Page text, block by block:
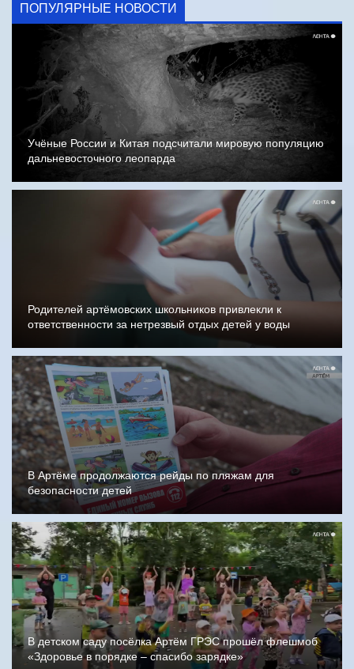
ПОПУЛЯРНЫЕ НОВОСТИ
Учёные России и Китая подсчитали мировую популяцию
дальневосточного леопарда
Родителей артёмовских школьников привлекли к
ответственности за нетрезвый отдых детей у воды
В Артёме продолжаются рейды по пляжам для
безопасности детей
В детском саду посёлка Артём ГРЭС прошёл флешмоб
«Здоровье в порядке – спасибо зарядке»